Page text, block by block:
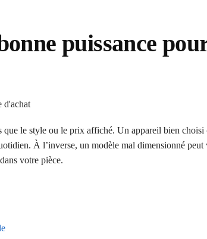
puissance
que le style ou le prix affiché. Un appareil bien
À l’inverse, un modèle mal dimensionné
votre pièce.